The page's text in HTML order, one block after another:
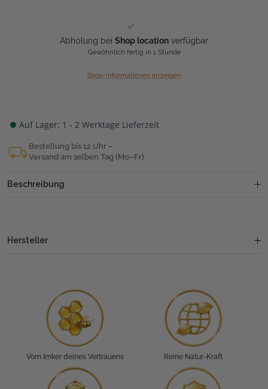
Abholung bei Shop location verfügbar
Gewöhnlich fertig in 1 Stunde
Shop-Informationen anzeigen
Auf Lager: 1 - 2 Werktage Lieferzeit
Bestellung bis 12 Uhr –
Versand am selben Tag (Mo–Fr)
Beschreibung
Hersteller
Vom Imker deines Vertrauens Reine Natur-Kraft